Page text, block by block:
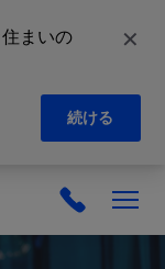
まいの
続ける
✕